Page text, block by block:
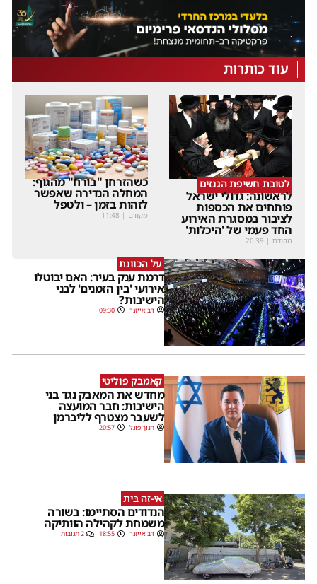
עוד כותרות
לטובת חשיפת הגנזים
לראשונה: גדולי ישראל
פותחים את הכספות
לציבור במסגרת האירוע
החד פעמי של 'היכלות'
מקודם |
20:39
כשהזרחן "בורח" מהגוף:
המחלה הנדירה שאפשר
לזהות בזמן – ולטפל
מקודם |
11:48
על הכוונת
דרמת ענק בעיר: האם יבוטלו
אירועי 'בין הזמנים' לבני
הישיבות?
דב אייזנר 09:30
קאמבק פוליטי
מחדש את המאבק נגד בני
הישיבות: חבר המועצה
לשעבר מצטרף לליברמן
חנוך פוגל 20:57
אֵי-זֶה בַּיִת
הנדודים הסתיימו: בשורה
משמחת לקהילה הוותיקה
דב אייזנר 18:55 2 תגובות